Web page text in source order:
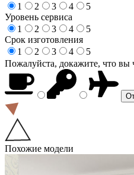
1
2 3 4
5
Уровень сервиса
1
2 3 4
5
Срок изготовления
1
2 3 4
5
Пожалуйста, докажите, что вы
Похожие модели